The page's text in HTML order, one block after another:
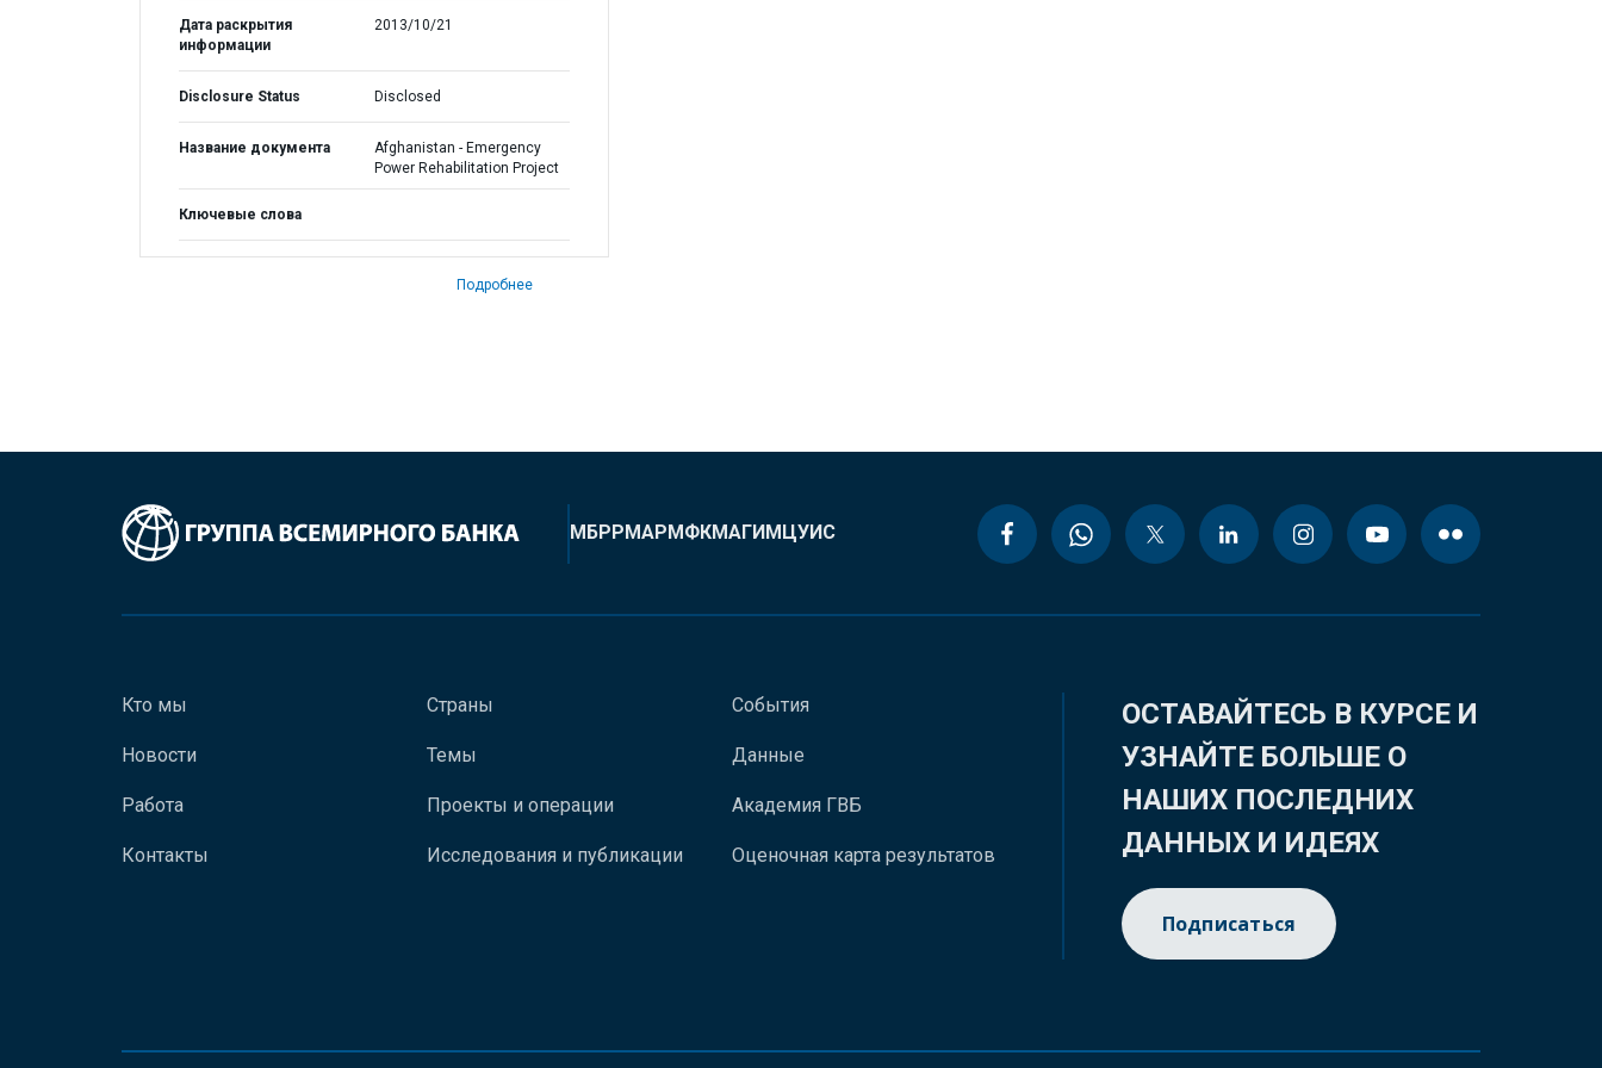
Дата раскрытия
информации
2013/10/21
Disclosure Status Disclosed
Название документа
Afghanistan - Emergency
Power Rehabilitation Project
Ключевые слова
Подробнее
МБРРМАРМФКМАГИМЦУИС
Кто мы
Новости
Работа
Контакты
Страны
Темы
Проекты и операции
Исследования и публикации
События
Данные
Академия ГВБ
Оценочная карта результатов
ОСТАВАЙТЕСЬ В КУРСЕ И
УЗНАЙТЕ БОЛЬШЕ О
НАШИХ ПОСЛЕДНИХ
ДАННЫХ И ИДЕЯХ
Подписаться